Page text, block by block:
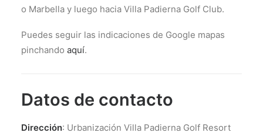
o Marbella y luego hacia Villa Padierna Golf Club.
Puedes seguir las indicaciones de Google mapas
pinchando aquí.
Datos de contacto
Dirección: Urbanización Villa Padierna Golf Resort